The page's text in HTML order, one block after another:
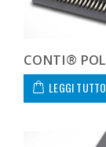
LEGGI TUTTO